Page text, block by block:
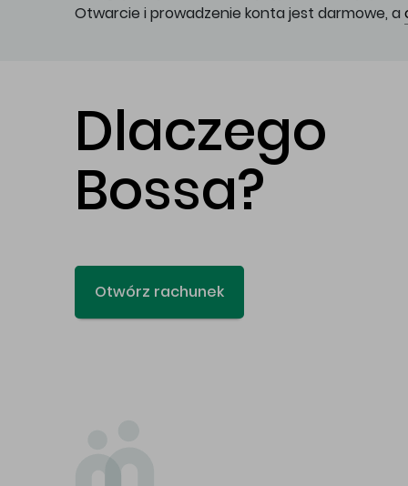
Otwarcie i prowadzenie konta jest darmowe, a
Dlaczego
Bossa?
Otwórz rachunek